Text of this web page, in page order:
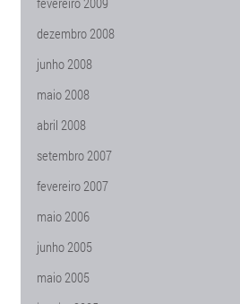
dezembro 2008
junho 2008
maio 2008
abril 2008
setembro 2007
fevereiro 2007
maio 2006
junho 2005
maio 2005